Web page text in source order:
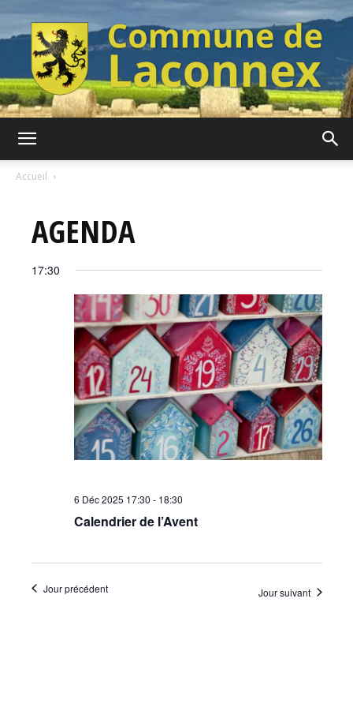
Accueil
AGENDA
17:30
6 Déc 2025 17:30 - 18:30
Calendrier de l’Avent
Jour précédent Jour suivant